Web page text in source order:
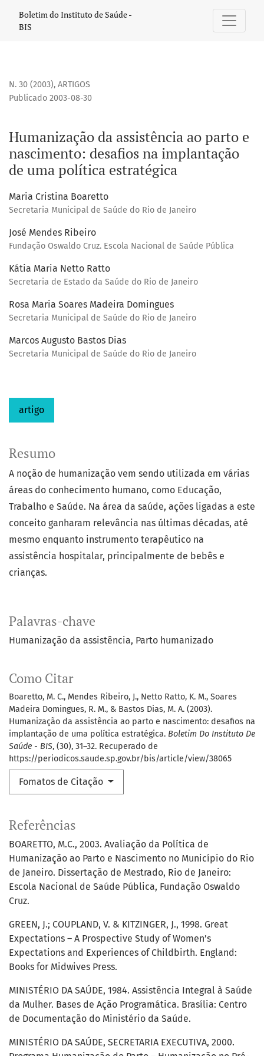
Humanização da assistência ao parto e nascimento
Boletim do Instituto de Saúde -
BIS
N. 30 (2003), ARTIGOS
Humanização da assistência ao parto e
nascimento: desafios na implantação
de uma política estratégica
Publicado 2003-08-30
Maria Cristina Boaretto
Secretaria Municipal de Saúde do Rio de Janeiro
José Mendes Ribeiro
Fundação Oswaldo Cruz. Escola Nacional de Saúde Pública
Kátia Maria Netto Ratto
Secretaria de Estado da Saúde do Rio de Janeiro
Rosa Maria Soares Madeira Domingues
Secretaria Municipal de Saúde do Rio de Janeiro
Marcos Augusto Bastos Dias
Secretaria Municipal de Saúde do Rio de Janeiro
artigo
Palavras-chave
Humanização da assistência Parto humanizado
Como Citar
Boaretto, M. C., Mendes Ribeiro, J., Netto Ratto, K. M., Soares
Madeira Domingues, R. M., & Bastos Dias, M. A. (2003).
Humanização da assistência ao parto e nascimento: desafios na
implantação de uma política estratégica. Boletim Do Instituto De
Saúde - BIS, (30), 31–32. Recuperado de
https://periodicos.saude.sp.gov.br/bis/article/view/38065
Fomatos de Citação
Resumo
A noção de humanização vem sendo utilizada em várias
áreas do conhecimento humano, como Educação,
Trabalho e Saúde. Na área da saúde, ações ligadas a este
conceito ganharam relevância nas últimas décadas, até
mesmo enquanto instrumento terapêutico na
assistência hospitalar, principalmente de bebês e
crianças.
Referências
BOARETTO, M.C., 2003. Avaliação da Política de
Humanização ao Parto e Nascimento no Município do Rio
de Janeiro. Dissertação de Mestrado, Rio de Janeiro:
Escola Nacional de Saúde Pública, Fundação Oswaldo
Cruz.
GREEN, J.; COUPLAND, V. & KITZINGER, J., 1998. Great
Expectations – A Prospective Study of Women’s
Expectations and Experiences of Childbirth. England:
Books for Midwives Press.
MINISTÉRIO DA SAÚDE, 1984. Assistência Integral à Saúde
da Mulher. Bases de Ação Programática. Brasília: Centro
de Documentação do Ministério da Saúde.
MINISTÉRIO DA SAÚDE, SECRETARIA EXECUTIVA, 2000.